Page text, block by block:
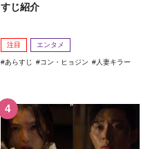
すじ紹介
注目 エンタメ
あらすじ コン・ヒョジン 人妻キラー